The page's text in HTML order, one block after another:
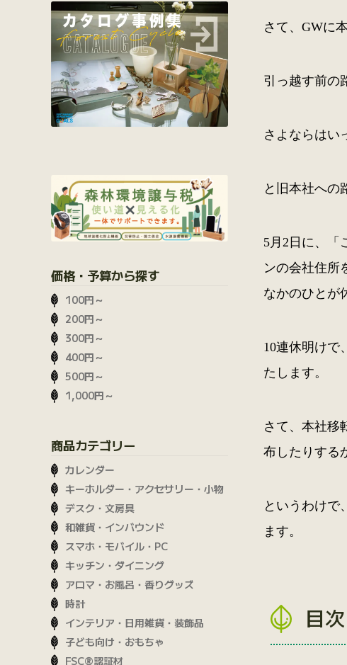
さて、GWに
引っ越す前の
さよならはい
と旧本社への
5月2日に、「
ンの会社住所
なかのひとが
10連休明けで
たします。
さて、本社移
布したりする
というわけで
ます。
目次
価格・予算から探す
100円～
200円～
300円～
400円～
500円～
1,000円～
商品カテゴリー
カレンダー
キーホルダー・アクセサリー・小物
デスク・文房具
和雑貨・インバウンド
スマホ・モバイル・PC
キッチン・ダイニング
アロマ・お風呂・香りグッズ
時計
インテリア・日用雑貨・装飾品
子ども向け・おもちゃ
FSC®認証材